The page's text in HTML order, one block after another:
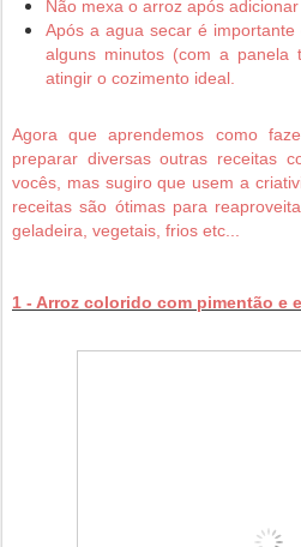
Não mexa o arroz após
Após a agua secar é
alguns minutos (com a panela
atingir o cozimento ideal.
Agora que aprendemos como
preparar diversas outras receitas
vocês, mas sugiro que usem a
receitas são ótimas para
geladeira, vegetais, frios etc...
1 - Arroz colorido com pimentão e